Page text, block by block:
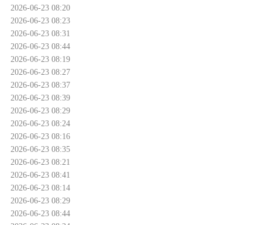
2026-06-23 08:20
2026-06-23 08:23
2026-06-23 08:31
2026-06-23 08:44
2026-06-23 08:19
2026-06-23 08:27
2026-06-23 08:37
2026-06-23 08:39
2026-06-23 08:29
2026-06-23 08:24
2026-06-23 08:16
2026-06-23 08:35
2026-06-23 08:21
2026-06-23 08:41
2026-06-23 08:14
2026-06-23 08:29
2026-06-23 08:44